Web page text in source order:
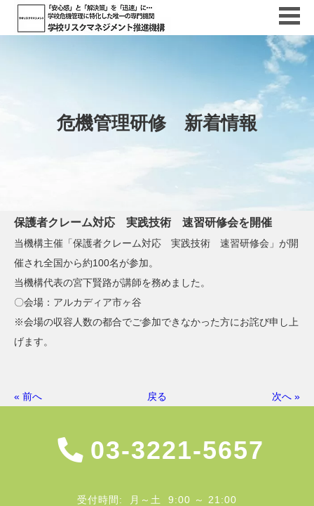
危機管理研修 新着情報
保護者クレーム対応 実践技術 速習研修会を開催
当機構主催「保護者クレーム対応 実践技術 速習研修会」が開
催され全国から約100名が参加。
当機構代表の宮下賢路が講師を務めました。
〇会場：アルカディア市ヶ谷
※会場の収容人数の都合でご参加できなかった方にお詫び申し上
げます。
« 前へ 戻る 次へ »
03-3221-5657
受付時間: 月～土 9:00 ～ 21:00